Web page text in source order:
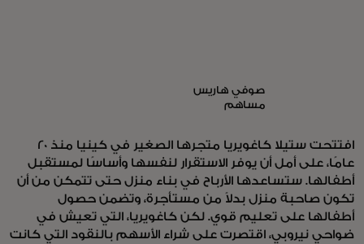
صوفي هاريس
مساهم
افتتحت ستيلا كاغويريا متجرها الصغير في كينيا منذ 20
عامًا، على أمل أن يوفر الاستقرار لنفسها وأساسًا لمستقبل
أطفالها. ستساعدها الأرباح في بناء منزل حتى تتمكن من أن
تكون صاحبة منزل بدلاً من مستأجرة، وتضمن حصول
أطفالها على تعليم قوي. لكن كاغويريا، التي تعيش في
ضواحي نيروبي، اقتصرت على شراء الأسهم بالنقود التي كانت